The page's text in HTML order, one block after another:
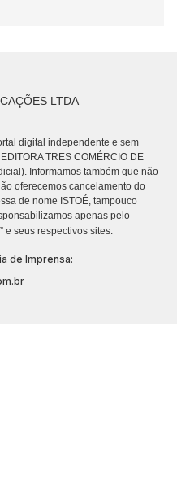
LTDA
digital independente e sem
TRES COMÉRCIO DE
Informamos também que não
oferecemos cancelamento do
de nome ISTOÉ, tampouco
apenas pelo
” e seus respectivos sites.
de Imprensa: